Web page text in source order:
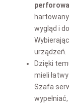
wygląd i
urządzeń.
Dzięki
mieli
Szafa